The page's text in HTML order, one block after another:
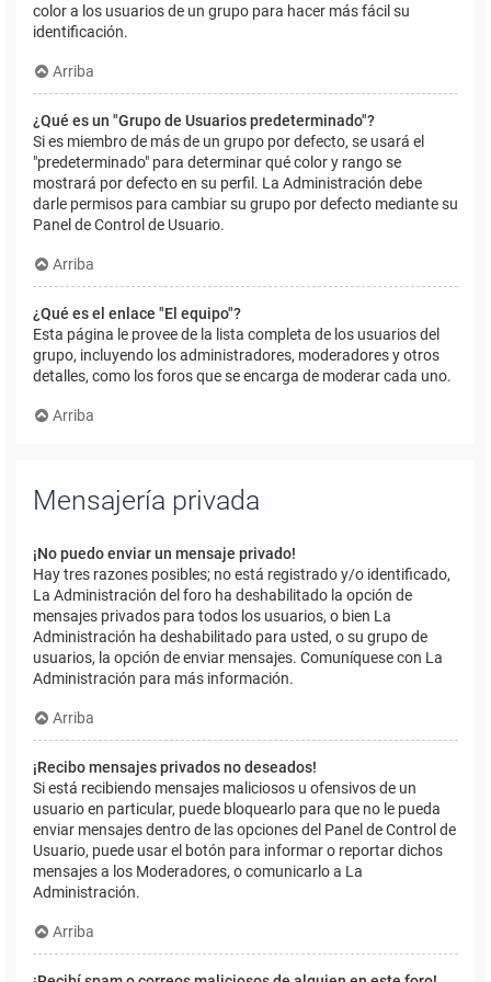
color a los usuarios de un grupo para hacer más fácil su
identificación.
Arriba
¿Qué es un "Grupo de Usuarios predeterminado"?
Si es miembro de más de un grupo por defecto, se usará el
"predeterminado" para determinar qué color y rango se
mostrará por defecto en su perfil. La Administración debe
darle permisos para cambiar su grupo por defecto mediante su
Panel de Control de Usuario.
Arriba
¿Qué es el enlace "El equipo"?
Esta página le provee de la lista completa de los usuarios del
grupo, incluyendo los administradores, moderadores y otros
detalles, como los foros que se encarga de moderar cada uno.
Arriba
Mensajería privada
¡No puedo enviar un mensaje privado!
Hay tres razones posibles; no está registrado y/o identificado,
La Administración del foro ha deshabilitado la opción de
mensajes privados para todos los usuarios, o bien La
Administración ha deshabilitado para usted, o su grupo de
usuarios, la opción de enviar mensajes. Comuníquese con La
Administración para más información.
Arriba
¡Recibo mensajes privados no deseados!
Si está recibiendo mensajes maliciosos u ofensivos de un
usuario en particular, puede bloquearlo para que no le pueda
enviar mensajes dentro de las opciones del Panel de Control de
Usuario, puede usar el botón para informar o reportar dichos
mensajes a los Moderadores, o comunicarlo a La
Administración.
Arriba